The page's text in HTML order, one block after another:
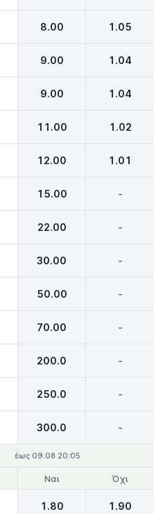
8.00 1.05
9.00 1.04
9.00 1.04
11.00 1.02
12.00 1.01
15.00 -
22.00 -
30.00 -
50.00 -
70.00 -
200.0 -
250.0 -
300.0 -
έως 09.08 20:05
Ναι Όχι
1.80 1.90